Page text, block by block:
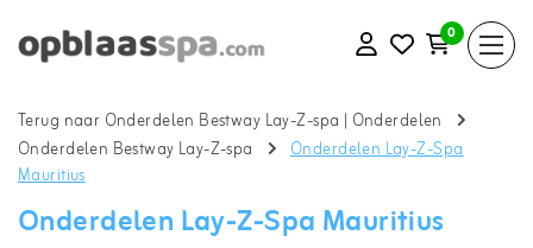
0
Terug naar Onderdelen Bestway Lay-Z-spa | Onderdelen
Onderdelen Bestway Lay-Z-spa
Onderdelen Lay-Z-Spa
Mauritius
Onderdelen Lay-Z-Spa Mauritius